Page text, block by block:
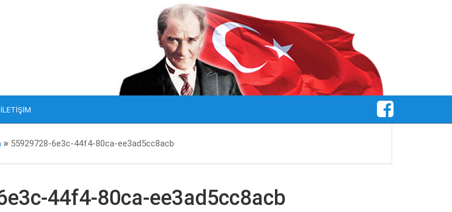
İLETIŞIM
» 55929728-6e3c-44f4-80ca-ee3ad5cc8acb
44f4-80ca-ee3ad5cc8acb